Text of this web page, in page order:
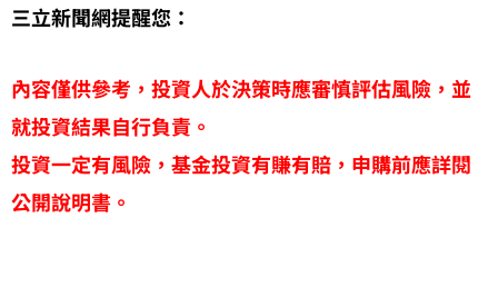
三立新聞網提醒您：
內容僅供參考，投資人於決策時應審慎評估風險，並
就投資結果自行負責。
投資一定有風險，基金投資有賺有賠，申購前應詳閱
公開說明書。